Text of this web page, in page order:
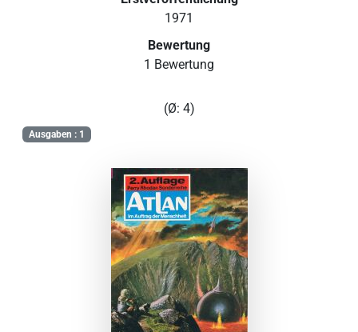
1971
Bewertung
1 Bewertung
(Ø: 4)
Ausgaben : 1